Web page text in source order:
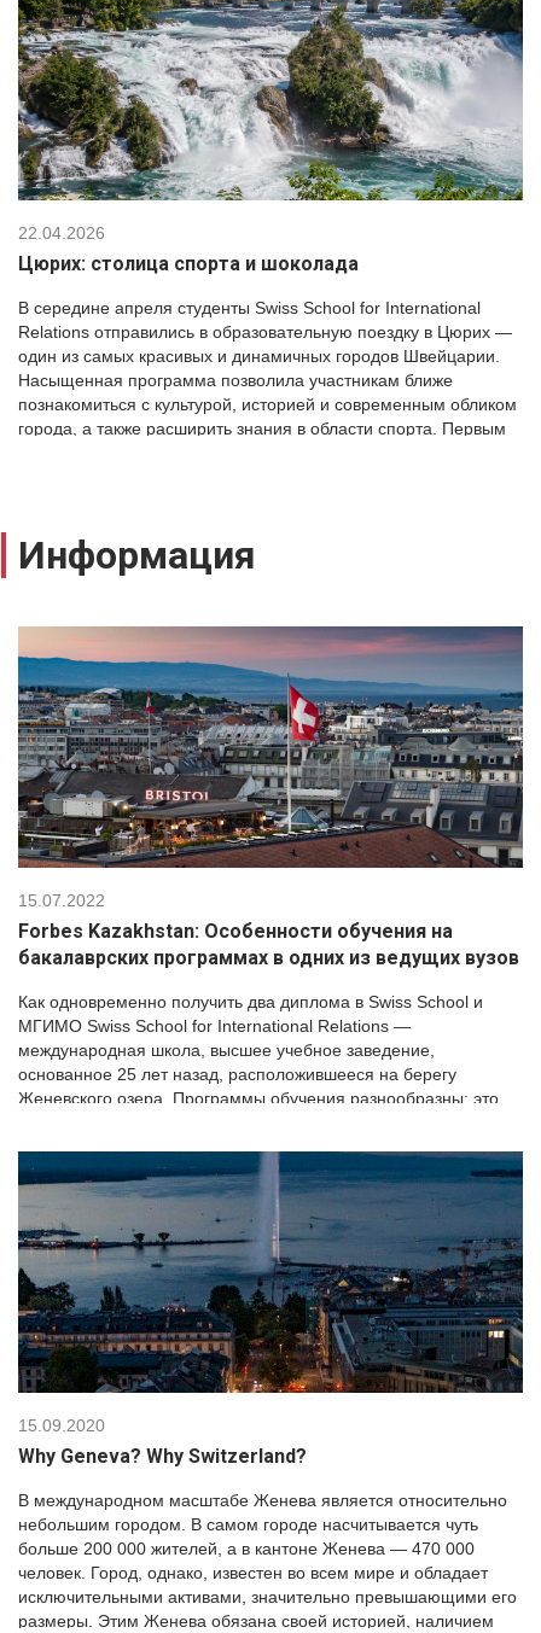
22.04.2026
Цюрих: столица спорта и шоколада
В середине апреля студенты Swiss School for International
Relations отправились в образовательную поездку в Цюрих —
один из самых красивых и динамичных городов Швейцарии.
Насыщенная программа позволила участникам ближе
познакомиться с культурой, историей и современным обликом
города, а также расширить знания в области спорта. Первым
Информация
15.07.2022
Forbes Kazakhstan: Особенности обучения на
бакалаврских программах в одних из ведущих вузов
Как одновременно получить два диплома в Swiss School и
МГИМО Swiss School for International Relations —
международная школа, высшее учебное заведение,
основанное 25 лет назад, расположившееся на берегу
Женевского озера. Программы обучения разнообразны: это
повышения квалификации, Foundation и, конечно, совместные
программы бакалавриата с ведущими университетами,
которые находятся в центре […]
15.09.2020
Why Geneva? Why Switzerland?
В международном масштабе Женева является относительно
небольшим городом. В самом городе насчитывается чуть
больше 200 000 жителей, а в кантоне Женева — 470 000
человек. Город, однако, известен во всем мире и обладает
исключительными активами, значительно превышающими его
размеры. Этим Женева обязана своей историей, наличием